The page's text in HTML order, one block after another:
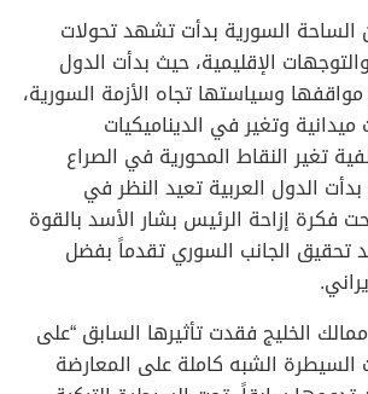
الساحة السورية بدأت تشهد تحولات
الإقليمية، حيث بدأت الدول
مواقفها وسياستها تجاه الأزمة السورية،
وتغير في الديناميكيات
تغير النقاط المحورية في الصراع
الدول العربية تعيد النظر في
فكرة إزاحة الرئيس بشار الأسد بالقوة
تحقيق الجانب السوري تقدماً بفضل
الخليج فقدت تأثيرها السابق “على
السيطرة الشبه كاملة على المعارضة